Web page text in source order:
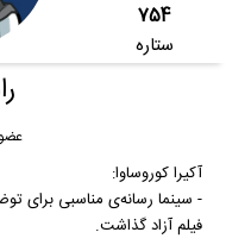
754
ستاره
آکیرا کوروساوا:
- سینما رسانه‌ی مناسبی برای
فیلم آزاد گذاشت.